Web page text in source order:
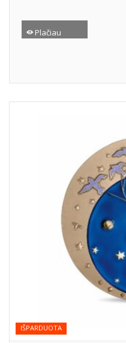
Plačiau
IŠPARDUOTA